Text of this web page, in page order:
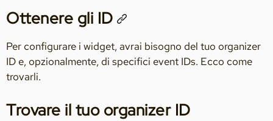
Ottenere gli ID
Per configurare i widget, avrai bisogno del tuo organizer
ID e, opzionalmente, di specifici event IDs. Ecco come
trovarli.
Trovare il tuo organizer ID